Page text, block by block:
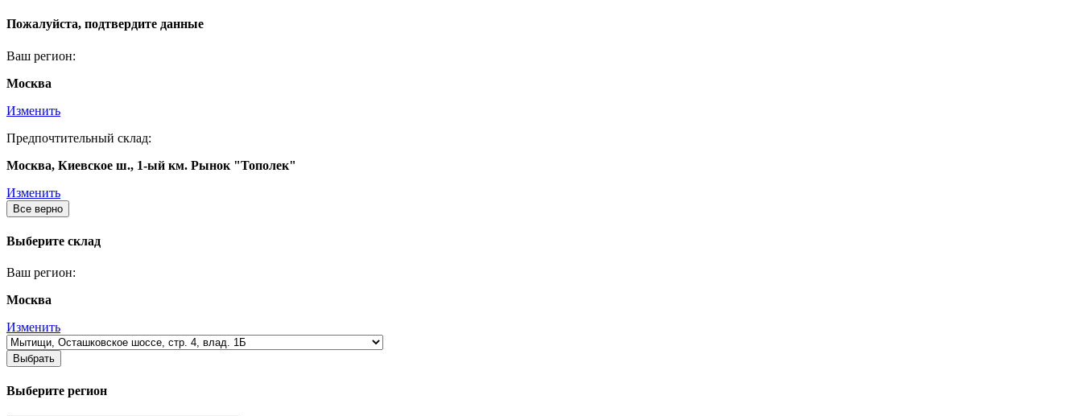
Пожалуйста, подтвердите данные
Ваш регион:
Москва
Изменить
Предпочтительный склад:
Москва, Киевское ш., 1-ый км. Рынок "Тополек"
Изменить
Все верно
Выберите склад
Ваш регион:
Москва
Изменить
Выбрать
Выберите регион